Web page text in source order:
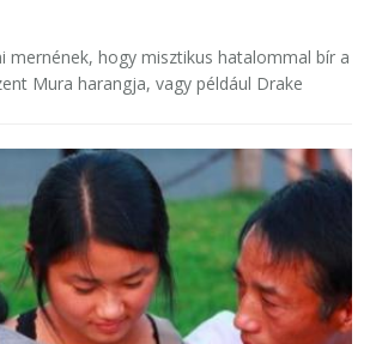
mernének, hogy misztikus hatalommal bír a
Mura harangja, vagy például Drake